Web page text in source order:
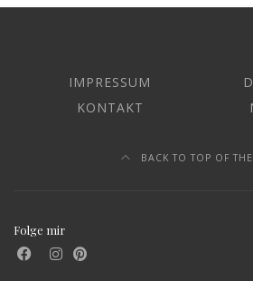
IMPRESSUM
KONTAKT
BACK TO TOP OF
Folge mir